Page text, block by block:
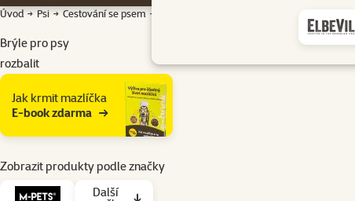
Úvod Psi Cestování se psem
Brýle pro psy
rozbalit
Podkategorie
Jak krmit mazlíčka
E-book zdarma
Zobrazit produkty podle značky
Další